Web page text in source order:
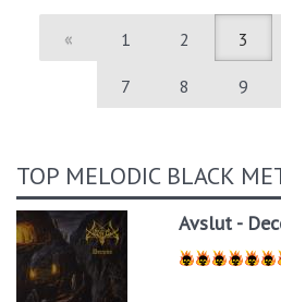
« 1 2 3
7 8 9
TOP MELODIC BLACK
Avslut -